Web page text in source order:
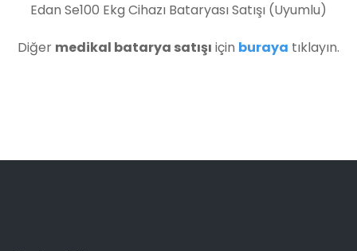
Edan Se100 Ekg Cihazı Bataryası Satışı (Uyumlu)
Diğer medikal batarya satışı için buraya tıklayın.